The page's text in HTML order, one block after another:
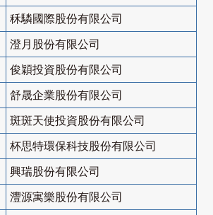
秝驎國際股份有限公司
澄月股份有限公司
俊穎投資股份有限公司
舒晟企業股份有限公司
斑斑天使投資股份有限公司
杯思特環保科技股份有限公司
興瑞股份有限公司
灃源寓樂股份有限公司